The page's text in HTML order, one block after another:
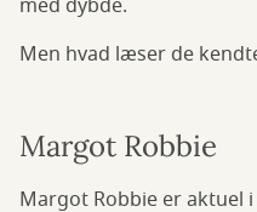
med dybde.
Men hvad læser de
Margot Robbie
Margot Robbie er aktuel